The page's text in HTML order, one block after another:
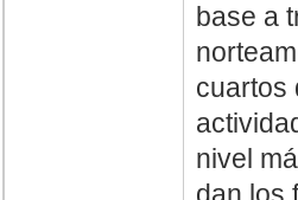
base a
cuartos
nivel